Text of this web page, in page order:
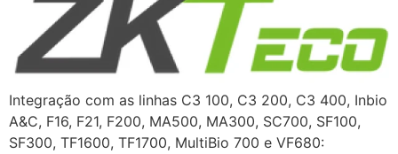
Integração com as linhas C3 100, C3 200, C3 400, Inbio
A&C, F16, F21, F200, MA500, MA300, SC700, SF100,
SF300, TF1600, TF1700, MultiBio 700 e VF680: